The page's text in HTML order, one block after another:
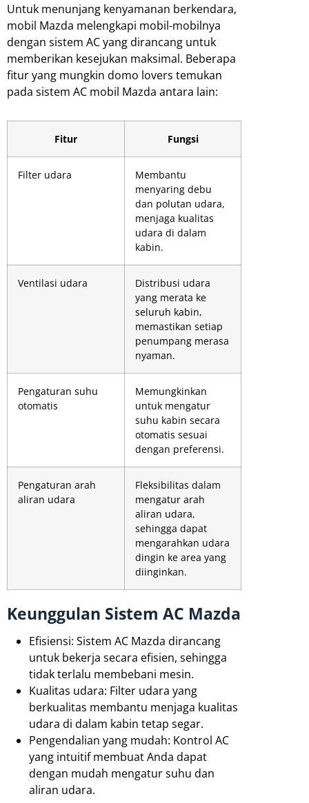
Untuk menunjang kenyamanan berkendara,
mobil Mazda melengkapi mobil-mobilnya
dengan sistem AC yang dirancang untuk
memberikan kesejukan maksimal. Beberapa
fitur yang mungkin domo lovers temukan
pada sistem AC mobil Mazda antara lain:
Fitur Fungsi
Filter udara
Membantu
menyaring debu
dan polutan udara,
menjaga kualitas
udara di dalam
kabin.
Ventilasi udara
Distribusi udara
yang merata ke
seluruh kabin,
memastikan setiap
penumpang merasa
nyaman.
Pengaturan suhu
otomatis
Memungkinkan
untuk mengatur
suhu kabin secara
otomatis sesuai
dengan preferensi.
Pengaturan arah
aliran udara
Fleksibilitas dalam
mengatur arah
aliran udara,
sehingga dapat
mengarahkan udara
dingin ke area yang
diinginkan.
Keunggulan Sistem AC Mazda
Efisiensi: Sistem AC Mazda dirancang
untuk bekerja secara efisien, sehingga
tidak terlalu membebani mesin.
Kualitas udara: Filter udara yang
berkualitas membantu menjaga kualitas
udara di dalam kabin tetap segar.
Pengendalian yang mudah: Kontrol AC
yang intuitif membuat Anda dapat
dengan mudah mengatur suhu dan
aliran udara.